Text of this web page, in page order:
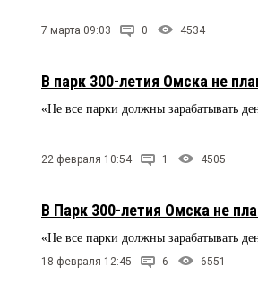
7 марта 09:03 0 4534
В парк 300-летия Омска не
«Не все парки должны зарабатывать
22 февраля 10:54 1 4505
В Парк 300-летия Омска не
«Не все парки должны зарабатывать
18 февраля 12:45 6 6551